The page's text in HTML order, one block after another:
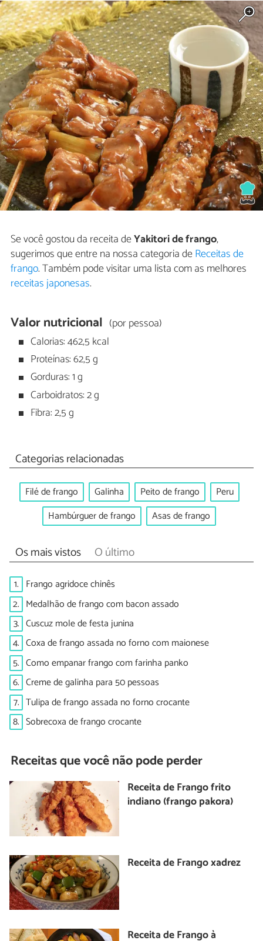
Se você gostou da receita deYakitori de frango,
sugerimos que entre na nossa categoria deReceitas de
frango. Também pode visitar uma lista com as melhores
receitas japonesas.
Valor nutricional (por pessoa)
Calorias: 462,5 kcal
Proteínas: 62,5 g
Gorduras: 1 g
Carboidratos: 2 g
Fibra: 2,5 g
Categorias relacionadas
Filé de frango Galinha Peito de frango
Peru
Hambúrguer de frango
Asas de frango
Os mais vistos O último
1. Frango agridoce chinês
2. Medalhão de frango com bacon assado
3. Cuscuz mole de festa junina
4. Coxa de frango assada no forno com maionese
5. Como empanar frango com farinha panko
6. Creme de galinha para 50 pessoas
7. Tulipa de frango assada no forno crocante
8. Sobrecoxa de frango crocante
Receitas que você não pode perder
Receita de Frango frito
indiano (frango pakora)
Receita de Frango xadrez
Receita de Frango à